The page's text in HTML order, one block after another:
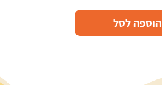
הוספה לסל